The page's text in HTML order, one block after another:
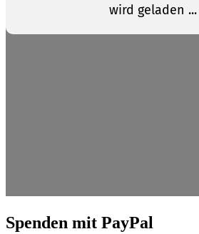
Spenden mit PayPal